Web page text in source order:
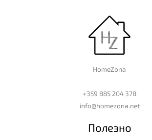
HomeZona
+359 885 204 378
info@homezona.net
Полезно